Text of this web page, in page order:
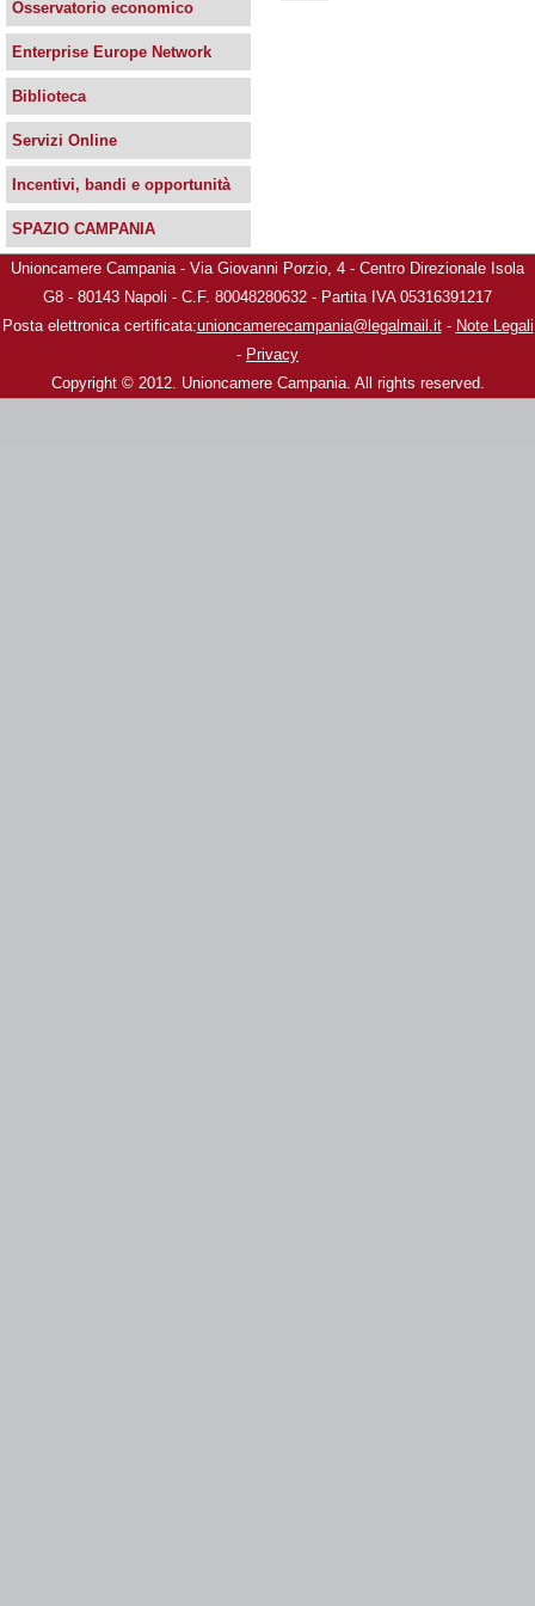
Osservatorio economico
Enterprise Europe Network
Biblioteca
Servizi Online
Incentivi, bandi e opportunità
SPAZIO CAMPANIA
Unioncamere Campania - Via Giovanni Porzio, 4 - Centro Direzionale Isola
G8 - 80143 Napoli - C.F. 80048280632 - Partita IVA 05316391217
Posta elettronica certificata:unioncamerecampania@legalmail.it- Note Legali
- Privacy
Copyright © 2012. Unioncamere Campania. All rights reserved.